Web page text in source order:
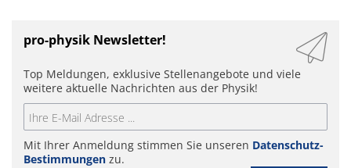
pro-physik Newsletter!
Top Meldungen, exklusive Stellenangebote und viele
weitere aktuelle Nachrichten aus der Physik!
Mit Ihrer Anmeldung stimmen Sie unseren Datenschutz-
Bestimmungen zu.